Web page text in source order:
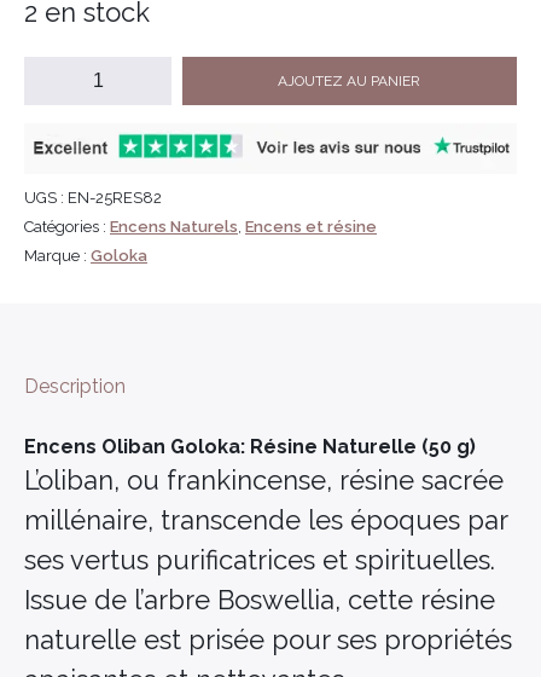
2 en stock
AJOUTEZ AU PANIER
UGS : EN-25RES82
Catégories : Encens Naturels Encens et résine
Marque : Goloka
Description
Encens Oliban Goloka: Résine Naturelle (50 g)
L’oliban, ou frankincense, résine sacrée
millénaire, transcende les époques par
ses vertus purificatrices et spirituelles.
Issue de l’arbre Boswellia, cette résine
naturelle est prisée pour ses propriétés